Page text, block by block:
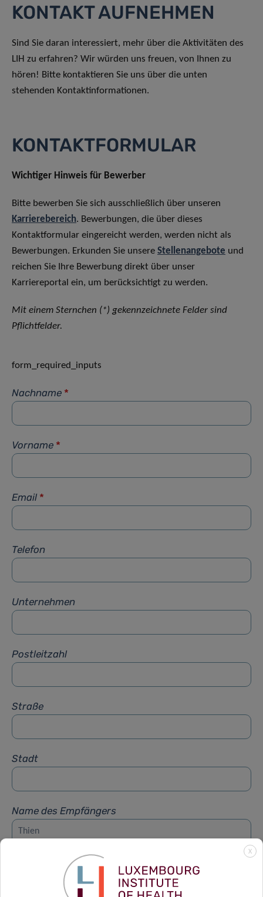
KONTAKT AUFNEHMEN
Sind Sie daran interessiert, mehr über die Aktivitäten des
LIH zu erfahren? Wir würden uns freuen, von Ihnen zu
hören! Bitte kontaktieren Sie uns über die unten
stehenden Kontaktinformationen.
KONTAKTFORMULAR
Wichtiger Hinweis für Bewerber
Bitte bewerben Sie sich ausschließlich über unseren
Karrierebereich. Bewerbungen, die über dieses
Kontaktformular eingereicht werden, werden nicht als
Bewerbungen. Erkunden Sie unsere Stellenangebote und
reichen Sie Ihre Bewerbung direkt über unser
Karriereportal ein, um berücksichtigt zu werden.
Mit einem Sternchen (*) gekennzeichnete Felder sind
Pflichtfelder.
form_required_inputs
Nachname *
Vorname *
Email *
Telefon
Unternehmen
Postleitzahl
Straße
Stadt
Name des Empfängers
Vorname des Empfängers
X